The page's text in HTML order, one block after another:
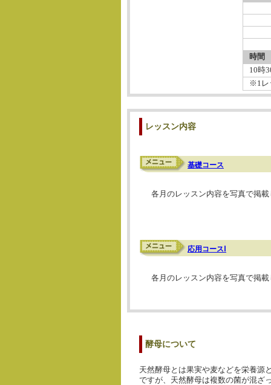
時間
10時
※1レ
レッスン内容
基礎コース
各月のレッスン内容を写真で掲
応用コースⅠ
各月のレッスン内容を写真で掲
酵母について
天然酵母とは果実や麦などを栄養源
ですが、天然酵母は複数の菌が混ざ